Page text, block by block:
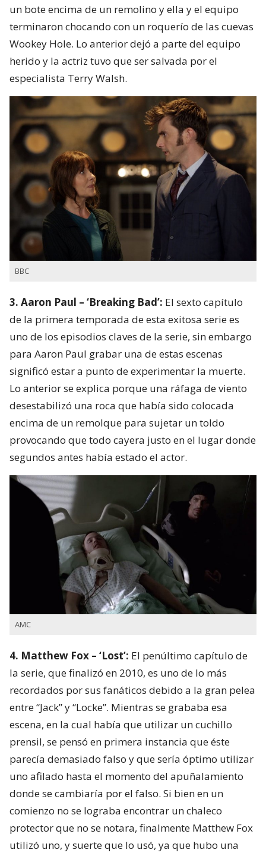
un bote encima de un remolino y ella y el equipo
terminaron chocando con un roquerío de las cuevas
Wookey Hole. Lo anterior dejó a parte del equipo
herido y la actriz tuvo que ser salvada por el
especialista Terry Walsh.
BBC
3. Aaron Paul – ‘Breaking Bad’: El sexto capítulo
de la primera temporada de esta exitosa serie es
uno de los episodios claves de la serie, sin embargo
para Aaron Paul grabar una de estas escenas
significó estar a punto de experimentar la muerte.
Lo anterior se explica porque una ráfaga de viento
desestabilizó una roca que había sido colocada
encima de un remolque para sujetar un toldo
provocando que todo cayera justo en el lugar donde
segundos antes había estado el actor.
AMC
4. Matthew Fox – ‘Lost’: El penúltimo capítulo de
la serie, que finalizó en 2010, es uno de lo más
recordados por sus fanáticos debido a la gran pelea
entre “Jack” y “Locke”. Mientras se grababa esa
escena, en la cual había que utilizar un cuchillo
prensil, se pensó en primera instancia que éste
parecía demasiado falso y que sería óptimo utilizar
uno afilado hasta el momento del apuñalamiento
donde se cambiaría por el falso. Si bien en un
comienzo no se lograba encontrar un chaleco
protector que no se notara, finalmente Matthew Fox
utilizó uno, y suerte que lo usó, ya que hubo una